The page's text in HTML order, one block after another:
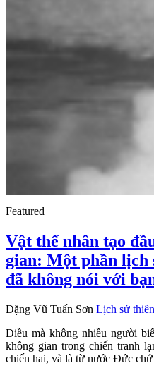
Featured
Vật thể nhân tạo
gian: Một phần lịch
đã không nói với
Đặng Vũ Tuấn Sơn Lịch sử
Điều mà không nhiều người
không gian trong chiến tranh
chiến hai, và là từ nước Đức